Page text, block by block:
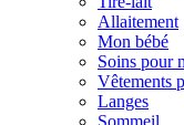
Allaitement
Mon bébé
Soins pour
Vêtements
Langes
Sommeil